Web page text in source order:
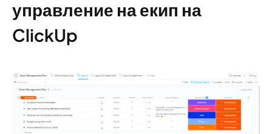
управление на екип на
ClickUp